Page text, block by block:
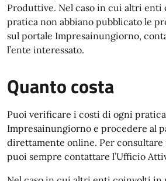
Produttive. Nel caso in cui altri enti
pratica non abbiano pubblicato le
sul portale Impresainungiorno,
l’ente interessato.
Quanto costa
Puoi verificare i costi di ogni
Impresainungiorno e procedere al
direttamente online. Per
puoi sempre contattare l’Ufficio